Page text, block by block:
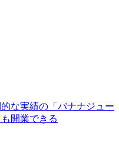
な実績の「バナナジュー
開業できる